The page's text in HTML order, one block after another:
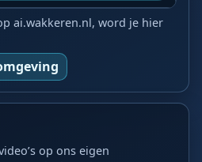
ai.wakkeren.nl, word je hier
op ons eigen